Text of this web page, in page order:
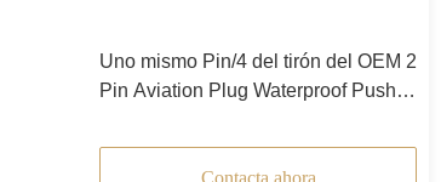
Uno mismo Pin/4 del tirón del OEM 2
Pin Aviation Plug Waterproof Push